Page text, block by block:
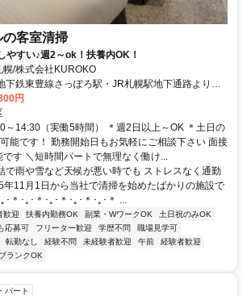
の客室清掃
やすい♪週2～ok！扶養内OK！
/株式会社KUROKO
下鉄東豊線さっぽろ駅・JR札幌駅地下通路より徒
円
～14:30（実働5時間） ＊週2日以上～OK ＊土日の
能です！ 勤務開始日もお気軽にご相談下さい 面接
す ＼短時間パートで無理なく働け...
で雨や雪など天候が悪い時でも ストレスなく通勤
年11月1日から当社で清掃を始めたばかりの施設で
･＊･｡･＊･｡･＊･｡･＊･｡･＊ ...
歓迎 扶養内勤務OK 副業・WワークOK
土日祝のみOK
応募可 フリーター歓迎 学歴不問
職場見学可
転勤なし 経験不問 未経験者歓迎 午前
経験者歓迎
ブランクOK
パート